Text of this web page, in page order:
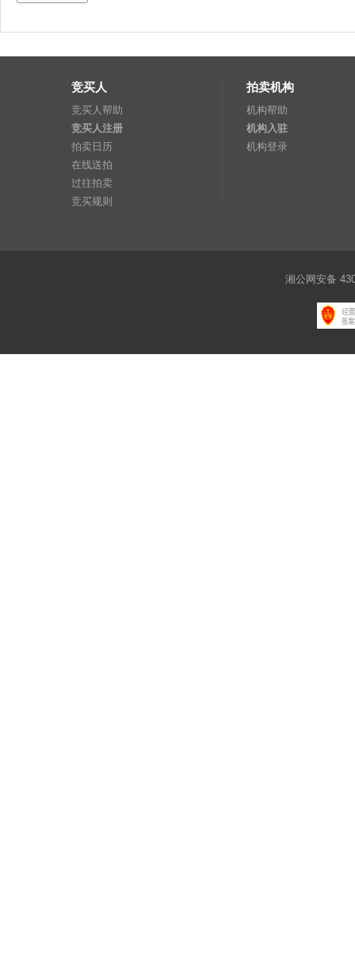
竞买人
竞买人帮助
竞买人注册
拍卖日历
在线送拍
过往拍卖
竞买规则
拍卖机构
机构帮助
机构入驻
机构登录
湘公网安备